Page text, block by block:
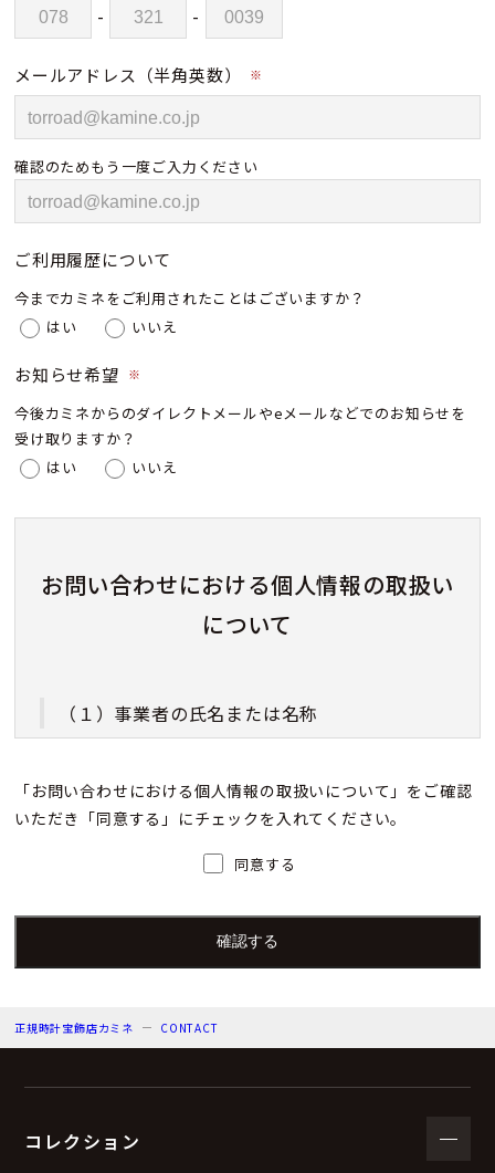
- -
メールアドレス（半角英数） ※
確認のためもう一度ご入力ください
ご利用履歴について
今までカミネをご利用されたことはございますか？
はい
いいえ
お知らせ希望 ※
今後カミネからのダイレクトメールやeメールなどでのお知らせを
受け取りますか？
はい
いいえ
お問い合わせにおける個人情報の取扱い
について
（１）事業者の氏名または名称
株式会社カミネ
人）の氏名又は職名、所属及び連絡先
個人情報保護管理者：上根 彩
（３）個人情報の利用目的
弊社からのお知らせ等の情報をお送りするため。
「お問い合わせにおける個人情報の取扱いについて」をご確認
いただき「同意する」にチェックを入れてください。
同意する
正規時計宝飾店カミネ CONTACT
コレクション